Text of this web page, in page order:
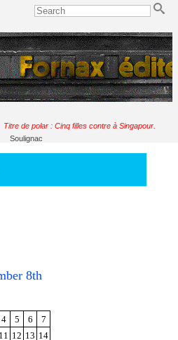
Titre de polar : Cinq filles contre à Singapour.
Soulignac
8th
4 5 6
7
11 12 13 14